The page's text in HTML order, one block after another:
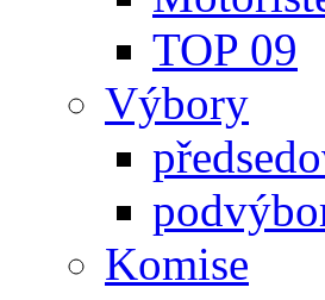
TOP 09
Výbory
Komise